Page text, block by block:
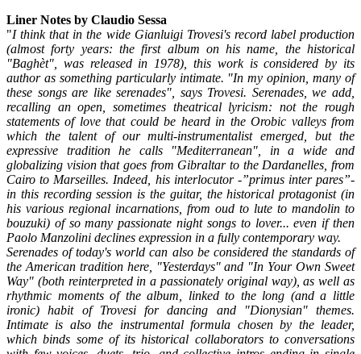
Liner Notes by Claudio Sessa
"I think that in the wide Gianluigi Trovesi's record label production
(almost forty years: the first album on his name, the historical
"Baghèt", was released in 1978), this work is considered by its
author as something particularly intimate. "In my opinion, many of
these songs are like serenades", says Trovesi. Serenades, we add,
recalling an open, sometimes theatrical lyricism: not the rough
statements of love that could be heard in the Orobic valleys from
which the talent of our multi-instrumentalist emerged, but the
expressive tradition he calls "Mediterranean", in a wide and
globalizing vision that goes from Gibraltar to the Dardanelles, from
Cairo to Marseilles. Indeed, his interlocutor -”primus inter pares”-
in this recording session is the guitar, the historical protagonist (in
his various regional incarnations, from oud to lute to mandolin to
bouzuki) of so many passionate night songs to lover... even if then
Paolo Manzolini declines expression in a fully contemporary way.
Serenades of today's world can also be considered the standards of
the American tradition here, "Yesterdays" and "In Your Own Sweet
Way" (both reinterpreted in a passionately original way), as well as
rhythmic moments of the album, linked to the long (and a little
ironic) habit of Trovesi for dancing and "Dionysian" themes.
Intimate is also the instrumental formula chosen by the leader,
which binds some of its historical collaborators to conversations